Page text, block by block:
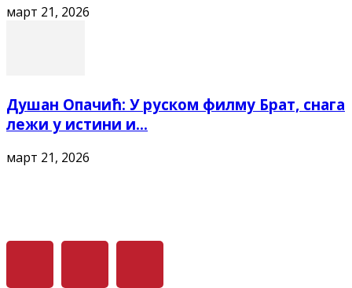
март 21, 2026
Душан Опачић: У руском филму Брат, снага
лежи у истини и...
март 21, 2026